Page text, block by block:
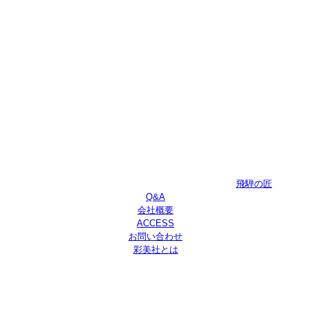
飛騨の匠
Q&A
会社概要
ACCESS
お問い合わせ
彩美社とは